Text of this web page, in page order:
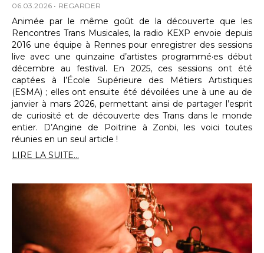
06.03.2026 REGARDER
Animée par le même goût de la découverte que les
Rencontres Trans Musicales, la radio KEXP envoie depuis
2016 une équipe à Rennes pour enregistrer des sessions
live avec une quinzaine d’artistes programmé·es début
décembre au festival. En 2025, ces sessions ont été
captées à l’École Supérieure des Métiers Artistiques
(ESMA) ; elles ont ensuite été dévoilées une à une au de
janvier à mars 2026, permettant ainsi de partager l’esprit
de curiosité et de découverte des Trans dans le monde
entier. D’Angine de Poitrine à Zonbi, les voici toutes
réunies en un seul article !
LIRE LA SUITE...